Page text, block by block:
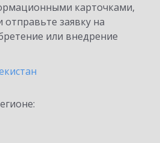
карточками,
заявку на
или внедрение